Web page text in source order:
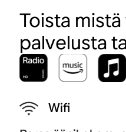
Toista
palvelusta
Wifi